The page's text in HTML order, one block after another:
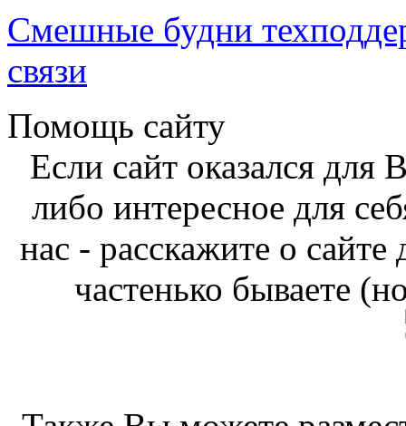
Смешные будни
связи
Помощь сайту
Если сайт оказался
либо интересное для
нас - расскажите о
частенько бываете